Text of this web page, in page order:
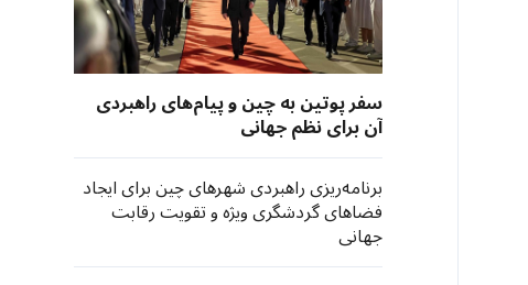
سفر پوتین به چین و پیام‌های راهبردی
آن برای نظم جهانی
برنامه‌ریزی راهبردی شهرهای چین برای ایجاد
فضاهای گردشگری ویژه و تقویت رقابت
جهانی